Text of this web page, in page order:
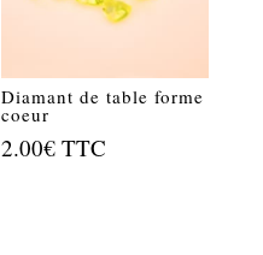
Diamant de table forme
coeur
2.00€ TTC